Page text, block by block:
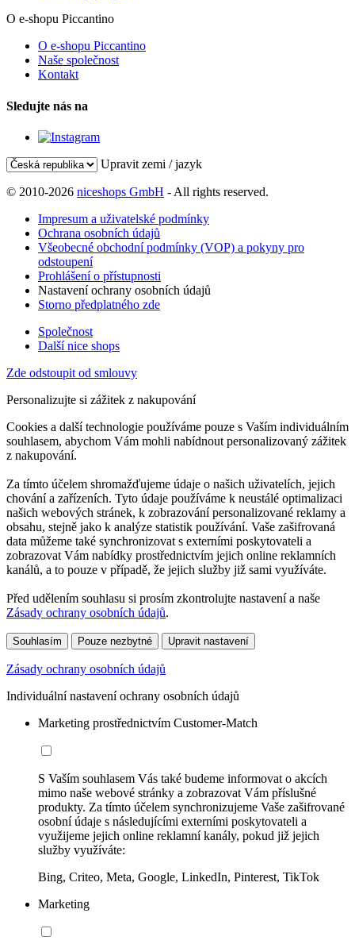
O e-shopu Piccantino
O e-shopu Piccantino
Naše společnost
Kontakt
Sledujte nás na
Upravit zemi / jazyk
© 2010-2026 niceshops GmbH - All rights reserved.
Impresum a uživatelské podmínky
Ochrana osobních údajů
Všeobecné obchodní podmínky (VOP) a pokyny pro
odstoupení
Prohlášení o přístupnosti
Nastavení ochrany osobních údajů
Storno předplatného zde
Společnost
Další nice shops
Zde odstoupit od smlouvy
Personalizujte si zážitek z nakupování
Cookies a další technologie používáme pouze s Vaším individuálním
souhlasem, abychom Vám mohli nabídnout personalizovaný zážitek
z nakupování.
Za tímto účelem shromažďujeme údaje o našich uživatelích, jejich
chování a zařízeních. Tyto údaje používáme k neustálé optimalizaci
našich webových stránek, k zobrazování personalizované reklamy a
obsahu, stejně jako k analýze statistik používání. Vaše zašifrovaná
data můžeme také synchronizovat s externími poskytovateli a
zobrazovat Vám nabídky prostřednictvím jejich online reklamních
kanálů, a to pouze v případě, že jejich služby již sami využíváte.
Před udělením souhlasu si prosím zkontrolujte nastavení a naše
Zásady ochrany osobních údajů.
Souhlasím Pouze nezbytné Upravit nastavení
Zásady ochrany osobních údajů
Individuální nastavení ochrany osobních údajů
Marketing prostřednictvím Customer-Match
S Vaším souhlasem Vás také budeme informovat o akcích
mimo naše webové stránky a zobrazovat Vám příslušné
produkty. Za tímto účelem synchronizujeme Vaše zašifrované
osobní údaje s následujícími externími poskytovateli a
využijeme jejich online reklamní kanály, pokud již jejich
služby využíváte:
Bing, Criteo, Meta, Google, LinkedIn, Pinterest, TikTok
Marketing